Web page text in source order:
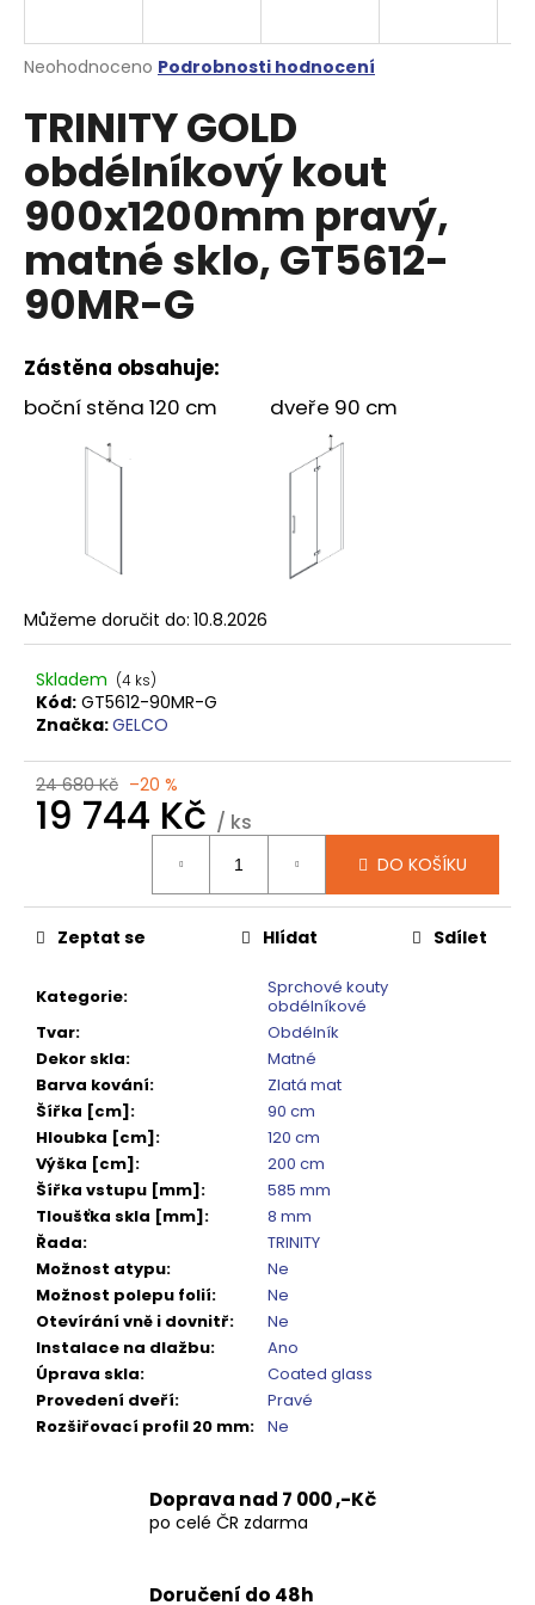
Průměrné
produktu
z
5
hvězdiček.
Neohodnoceno Podrobnosti hodnocení
TRINITY GOLD
obdélníkový kout
900x1200mm pravý,
matné sklo, GT5612-
90MR-G
Zástěna obsahuje:
boční stěna 120 cm dveře 90 cm
Můžeme doručit do: 10.8.2026
Skladem (4 ks)
Kód: GT5612-90MR-G
Značka:GELCO
24 680 Kč –20 %
19 744 Kč / ks
DO KOŠÍKU
Kategorie:
Sprchové kouty
obdélníkové
Tvar:
Obdélník
Dekor skla:
Matné
Barva kování:
Zlatá mat
Šířka [cm] :
90 cm
Hloubka [cm] :
120 cm
Výška [cm] :
200 cm
Šířka vstupu [mm] :
585 mm
Tloušťka skla [mm] :
8 mm
Řada:
TRINITY
Možnost atypu:
Ne
Možnost polepu folií:
Ne
Otevírání vně i dovnitř:
Ne
Instalace na dlažbu:
Ano
Úprava skla:
Coated glass
Provedení dveří:
Pravé
Rozšiřovací profil 20 mm: Ne
Zeptat se Hlídat Sdílet
Doprava nad 7 000 ,-Kč
po celé ČR zdarma
Doručení do 48h
j
t
?
HLEDAT
D
o
e
m
e
SIGMA
SIMPLY
BLACK
ČTVRTKRUHOVÝ
SPRCHOVÝ
SKLO,
Kč
13
650
Kč